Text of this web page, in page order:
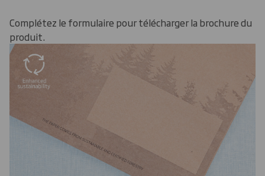
Complétez le formulaire pour télécharger la brochure du
produit.